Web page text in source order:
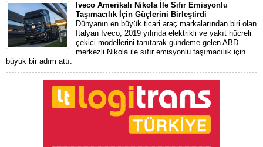
Iveco Amerikalı Nikola İle Sıfır Emisyonlu
Taşımacılık İçin Güçlerini Birleştirdi
Dünyanın en büyük ticari araç markalarından biri olan
İtalyan Iveco, 2019 yılında elektrikli ve yakıt hücreli
çekici modellerini tanıtarak gündeme gelen ABD
merkezli Nikola ile sıfır emisyonlu taşımacılık için
büyük bir adım attı.